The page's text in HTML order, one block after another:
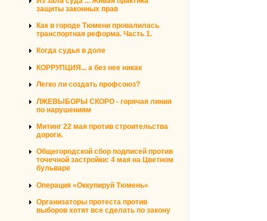
защиты законных прав
Как в городе Тюмени провалилась
транспортная реформа. Часть 1.
Когда судья в доле
КОРРУПЦИЯ... а без нее никак
Легко ли создать профсоюз?
ЛЖЕВЫБОРЫ СКОРО - горячая линия
по нарушениям
Митинг 22 мая против строительства
дороги.
Общегородской сбор подписей против
точечной застройки: 4 мая на Цветном
бульваре
Операция «Оккупируй Тюмень»
Организаторы протеста против
выборов хотят все сделать по закону